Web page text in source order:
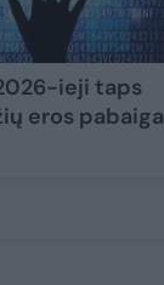
ieji taps
eros pabaiga